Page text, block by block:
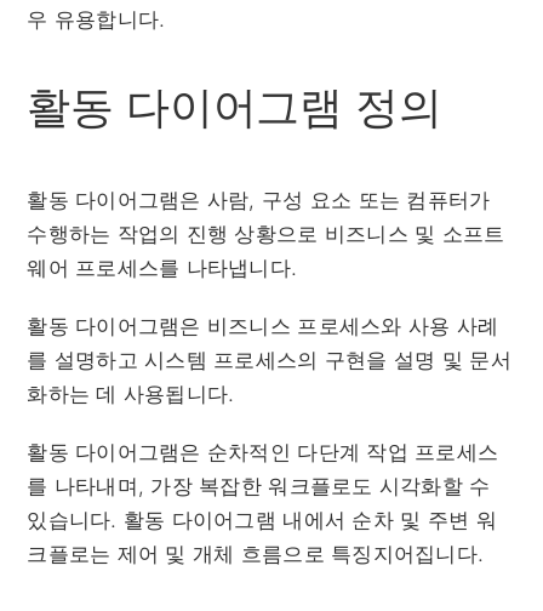
우 유용합니다.
활동 다이어그램 정의
활동 다이어그램은 사람, 구성 요소 또는 컴퓨터가
수행하는 작업의 진행 상황으로 비즈니스 및 소프트
웨어 프로세스를 나타냅니다.
활동 다이어그램은 비즈니스 프로세스와 사용 사례
를 설명하고 시스템 프로세스의 구현을 설명 및 문서
화하는 데 사용됩니다.
활동 다이어그램은 순차적인 다단계 작업 프로세스
를 나타내며, 가장 복잡한 워크플로도 시각화할 수
있습니다. 활동 다이어그램 내에서 순차 및 주변 워
크플로는 제어 및 개체 흐름으로 특징지어집니다.